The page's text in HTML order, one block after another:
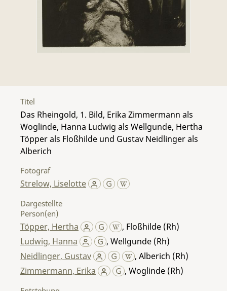
Titel
Das Rheingold, 1. Bild, Erika Zimmermann als
Woglinde, Hanna Ludwig als Wellgunde, Hertha
Töpper als Floßhilde und Gustav Neidlinger als
Alberich
Fotograf
Strelow, Liselotte
Dargestellte
Person(en)
Töpper, Hertha , Floßhilde (Rh)
Ludwig, Hanna
,Wellgunde (Rh)
Neidlinger, Gustav
, Alberich (Rh)
Zimmermann, Erika
,Woglinde (Rh)